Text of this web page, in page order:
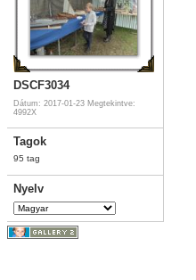
DSCF3034
Dátum: 2017-01-23 Megtekintve:
4992X
Tagok
95 tag
Nyelv